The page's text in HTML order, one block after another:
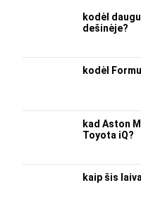
kodėl
dešinėje?
kodėl
kad Aston
Toyota iQ?
kaip šis